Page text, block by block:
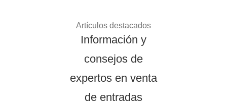
Artículos destacadosConsejos de
Información y
consejos de
expertos en venta
de entradas